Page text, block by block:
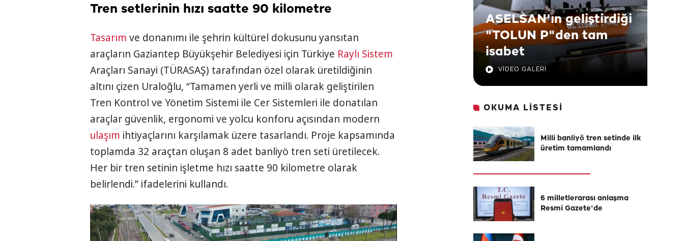
Tren setlerinin hızı saatte 90 kilometre
Tasarım ve donanımı ile şehrin kültürel dokusunu yansıtan
araçların Gaziantep Büyükşehir Belediyesi için Türkiye Raylı Sistem
Araçları Sanayi (TÜRASAŞ) tarafından özel olarak üretildiğinin
altını çizen Uraloğlu, “Tamamen yerli ve milli olarak geliştirilen
Tren Kontrol ve Yönetim Sistemi ile Cer Sistemleri ile donatılan
araçlar güvenlik, ergonomi ve yolcu konforu açısından modern
ulaşım ihtiyaçlarını karşılamak üzere tasarlandı. Proje kapsamında
toplamda 32 araçtan oluşan 8 adet banliyö tren seti üretilecek.
Her bir tren setinin işletme hızı saatte 90 kilometre olarak
belirlendi.” ifadelerini kullandı.
ASELSAN'ın geliştirdiği
"TOLUN P"den tam
isabet
VİDEO GALERİ
OKUMA LİSTESİ
Milli banliyö tren setinde ilk
üretim tamamlandı
6 milletlerarası anlaşma
Resmi Gazete'de